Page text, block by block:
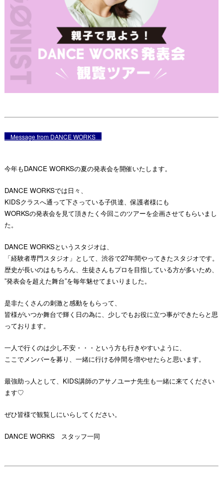
Message from DANCE WORKS
今年もDANCE WORKSの夏の発表会を開催いたします。
DANCE WORKSでは日々、
KIDSクラスへ通って下さっている子供達、保護者様にも
WORKSの発表会を見て頂きたく今回このツアーを企画させてもらいまし
た。
DANCE WORKSというスタジオは、
「経験者専門スタジオ」として、渋谷で27年間やってきたスタジオです。
歴史が長いのはもちろん、生徒さんもプロを目指している方が多いため、
”発表会を超えた舞台”を毎年魅せてまいりました。
是非たくさんの刺激と感動をもらって、
皆様がいつか舞台で輝く日の為に、少しでもお役に立つ事ができたらと思
っております。
一人で行くのは少し不安・・・という方も行きやすいように、
ここでメンバーを募り、一緒に行ける仲間を増やせたらと思います。
最強助っ人として、KIDS講師のアサノユーナ先生も一緒に来てください
ます♡
ぜひ皆様で観覧しにいらしてください。
DANCE WORKS スタッフ一同